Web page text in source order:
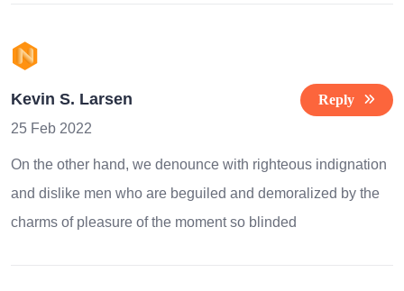
Kevin S. Larsen
Reply
25 Feb 2022
On the other hand, we denounce with righteous indignation
and dislike men who are beguiled and demoralized by the
charms of pleasure of the moment so blinded